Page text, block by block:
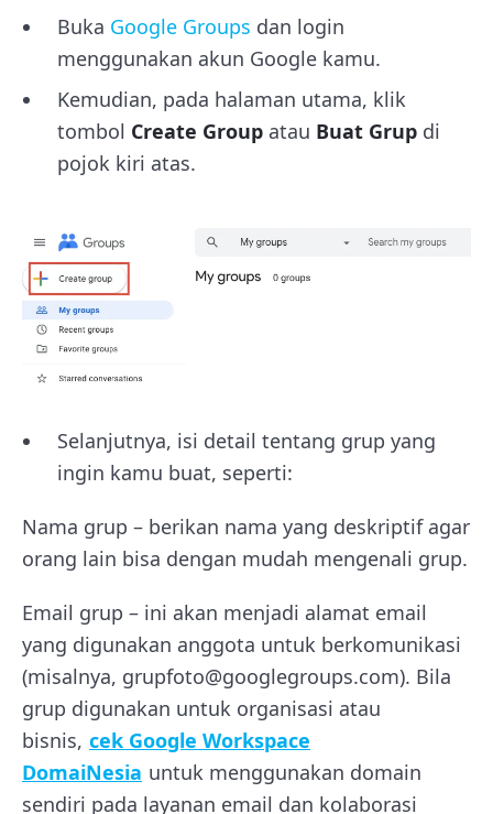
Buka Google Groups dan login
menggunakan akun Google kamu.
Kemudian, pada halaman utama, klik
tombol Create Group atau Buat Grup di
pojok kiri atas.
Selanjutnya, isi detail tentang grup yang
ingin kamu buat, seperti:
Nama grup – berikan nama yang deskriptif agar
orang lain bisa dengan mudah mengenali grup.
Email grup – ini akan menjadi alamat email
yang digunakan anggota untuk berkomunikasi
(misalnya, grupfoto@googlegroups.com). Bila
grup digunakan untuk organisasi atau
bisnis, cek Google Workspace
DomaiNesia untuk menggunakan domain
sendiri pada layanan email dan kolaborasi